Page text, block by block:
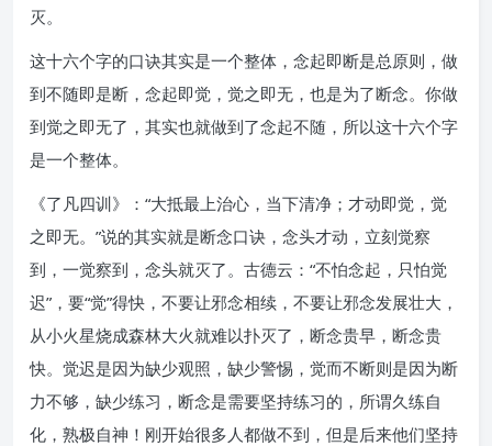
灭。
这十六个字的口诀其实是一个整体，念起即断是总原则，做
到不随即是断，念起即觉，觉之即无，也是为了断念。你做
到觉之即无了，其实也就做到了念起不随，所以这十六个字
是一个整体。
《了凡四训》：“大抵最上治心，当下清净；才动即觉，觉
之即无。”说的其实就是断念口诀，念头才动，立刻觉察
到，一觉察到，念头就灭了。古德云：“不怕念起，只怕觉
迟”，要“觉”得快，不要让邪念相续，不要让邪念发展壮大，
从小火星烧成森林大火就难以扑灭了，断念贵早，断念贵
快。觉迟是因为缺少观照，缺少警惕，觉而不断则是因为断
力不够，缺少练习，断念是需要坚持练习的，所谓久练自
化，熟极自神！刚开始很多人都做不到，但是后来他们坚持